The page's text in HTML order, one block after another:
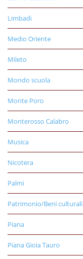
Limbadi
Medio Oriente
Mileto
Mondo scuola
Monte Poro
Monterosso Calabro
Musica
Nicotera
Palmi
Patrimonio/Beni culturali
Piana
Piana Gioia Tauro